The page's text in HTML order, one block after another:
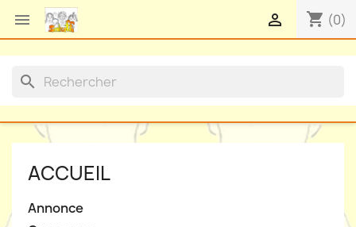
 shopping_cart (0)

search
ACCUEIL
Annonce